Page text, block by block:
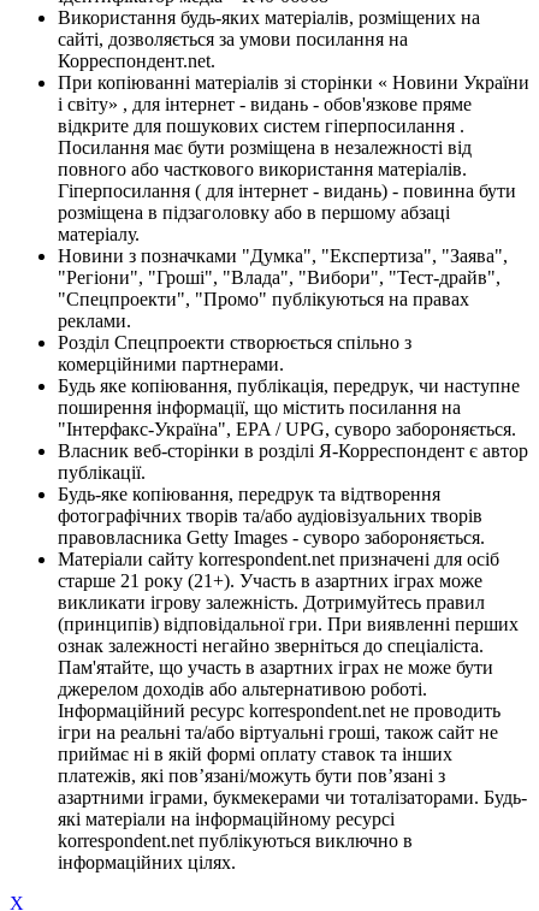
Використання будь-яких матеріалів, розміщених на
сайті, дозволяється за умови посилання на
Корреспондент.net.
При копіюванні матеріалів зі сторінки « Новини України
і світу» , для інтернет - видань - обов'язкове пряме
відкрите для пошукових систем гіперпосилання .
Посилання має бути розміщена в незалежності від
повного або часткового використання матеріалів.
Гіперпосилання ( для інтернет - видань) - повинна бути
розміщена в підзаголовку або в першому абзаці
матеріалу.
Новини з позначками "Думка", "Експертиза", "Заява",
"Регіони", "Гроші", "Влада", "Вибори", "Тест-драйв",
"Спецпроекти", "Промо" публікуються на правах
реклами.
Розділ Спецпроекти створюється спільно з
комерційними партнерами.
Будь яке копіювання, публікація, передрук, чи наступне
поширення інформації, що містить посилання на
"Інтерфакс-Україна", EPA / UPG, суворо забороняється.
Власник веб-сторінки в розділі Я-Корреспондент є автор
публікації.
Будь-яке копіювання, передрук та відтворення
фотографічних творів та/або аудіовізуальних творів
правовласника Getty Images - суворо забороняється.
Матеріали сайту korrespondent.net призначені для осіб
старше 21 року (21+). Участь в азартних іграх може
викликати ігрову залежність. Дотримуйтесь правил
(принципів) відповідальної гри. При виявленні перших
ознак залежності негайно зверніться до спеціаліста.
Пам'ятайте, що участь в азартних іграх не може бути
джерелом доходів або альтернативою роботі.
Інформаційний ресурс korrespondent.net не проводить
ігри на реальні та/або віртуальні гроші, також сайт не
приймає ні в якій формі оплату ставок та інших
платежів, які пов’язані/можуть бути пов’язані з
азартними іграми, букмекерами чи тоталізаторами. Будь-
які матеріали на інформаційному ресурсі
korrespondent.net публікуються виключно в
інформаційних цілях.
X